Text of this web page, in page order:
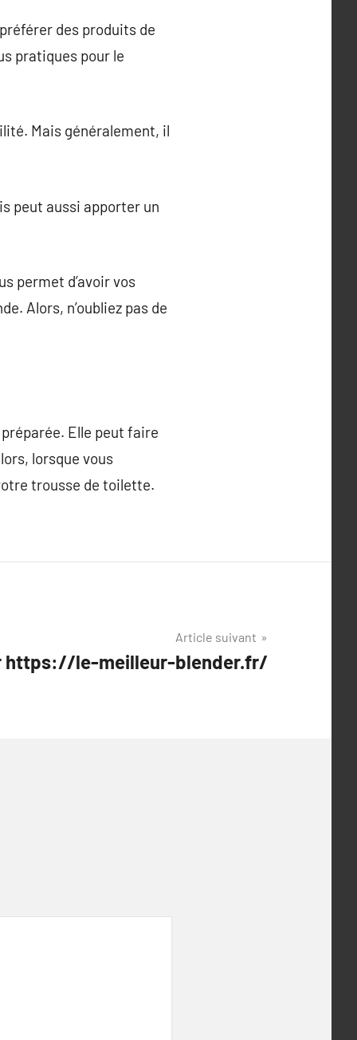
des produits de
pratiques pour le
Mais généralement, il
peut aussi apporter un
permet d’avoir vos
Alors, n’oubliez pas de
Elle peut faire
lorsque vous
trousse de toilette.
Article suivant
https://le-meilleur-blender.fr/